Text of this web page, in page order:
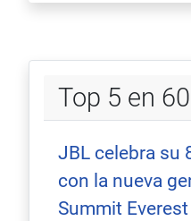
Top 5 en
JBL celebra su
con la nueva
Summit Everest